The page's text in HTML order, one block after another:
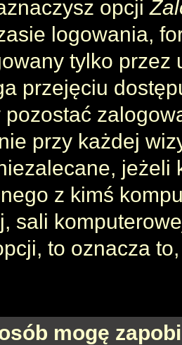
opcji
logowania,
tylko
przejęciu
pozostać
przy każdej
jeżeli
z kimś
sali
to oznacza
mogę